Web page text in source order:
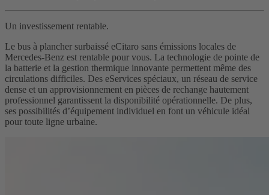
Un investissement rentable.
Le bus à plancher surbaissé eCitaro sans émissions locales de
Mercedes-Benz est rentable pour vous. La technologie de pointe de
la batterie et la gestion thermique innovante permettent même des
circulations difficiles. Des eServices spéciaux, un réseau de service
dense et un approvisionnement en pièces de rechange hautement
professionnel garantissent la disponibilité opérationnelle. De plus,
ses possibilités d’équipement individuel en font un véhicule idéal
pour toute ligne urbaine.